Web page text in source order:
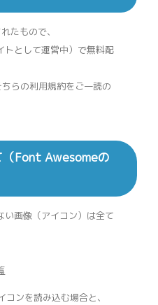
たもので、
トとして運営中）で無料配
らの利用規約をご一読の
（Font Awesomeの
画像（アイコン）は全て
ンを読み込む場合と、